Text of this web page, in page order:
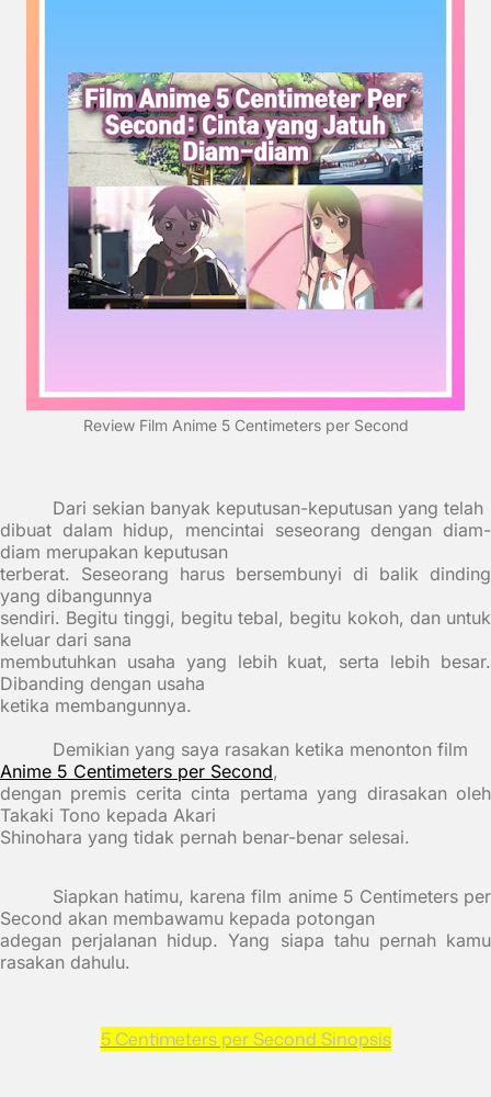
Review Film Anime 5 Centimeters per Second
Dari sekian banyak keputusan-keputusan yang telah
dibuat dalam hidup, mencintai seseorang dengan diam-
diam merupakan keputusan
terberat. Seseorang harus bersembunyi di balik dinding
yang dibangunnya
sendiri. Begitu tinggi, begitu tebal, begitu kokoh, dan untuk
keluar dari sana
membutuhkan usaha yang lebih kuat, serta lebih besar.
Dibanding dengan usaha
ketika membangunnya.
Demikian yang saya rasakan ketika menonton film
Anime 5 Centimeters per Second,
dengan premis cerita cinta pertama yang dirasakan oleh
Takaki Tono kepada Akari
Shinohara yang tidak pernah benar-benar selesai.
Siapkan hatimu, karena film anime 5 Centimeters per
Second akan membawamu kepada potongan
adegan perjalanan hidup. Yang siapa tahu pernah kamu
rasakan dahulu.
5 Centimeters per Second Sinopsis